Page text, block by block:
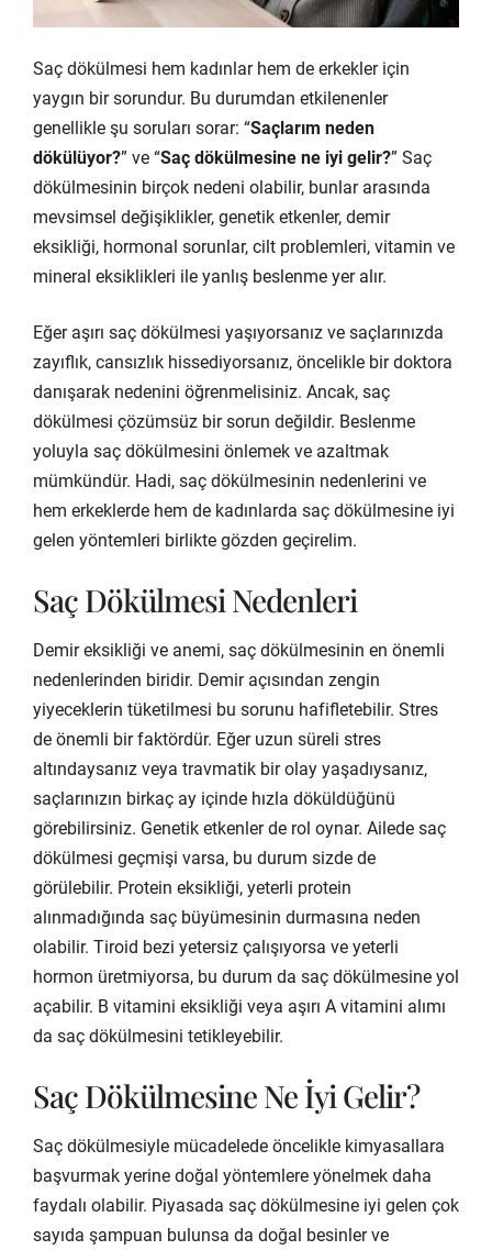
Saç dökülmesi hem kadınlar hem de erkekler için
yaygın bir sorundur. Bu durumdan etkilenenler
genellikle şu soruları sorar: “Saçlarım neden
dökülüyor?” ve “Saç dökülmesine ne iyi gelir?” Saç
dökülmesinin birçok nedeni olabilir, bunlar arasında
mevsimsel değişiklikler, genetik etkenler, demir
eksikliği, hormonal sorunlar, cilt problemleri, vitamin ve
mineral eksiklikleri ile yanlış beslenme yer alır.
Eğer aşırı saç dökülmesi yaşıyorsanız ve saçlarınızda
zayıflık, cansızlık hissediyorsanız, öncelikle bir doktora
danışarak nedenini öğrenmelisiniz. Ancak, saç
dökülmesi çözümsüz bir sorun değildir. Beslenme
yoluyla saç dökülmesini önlemek ve azaltmak
mümkündür. Hadi, saç dökülmesinin nedenlerini ve
hem erkeklerde hem de kadınlarda saç dökülmesine iyi
gelen yöntemleri birlikte gözden geçirelim.
Saç Dökülmesi Nedenleri
Demir eksikliği ve anemi, saç dökülmesinin en önemli
nedenlerinden biridir. Demir açısından zengin
yiyeceklerin tüketilmesi bu sorunu hafifletebilir. Stres
de önemli bir faktördür. Eğer uzun süreli stres
altındaysanız veya travmatik bir olay yaşadıysanız,
saçlarınızın birkaç ay içinde hızla döküldüğünü
görebilirsiniz. Genetik etkenler de rol oynar. Ailede saç
dökülmesi geçmişi varsa, bu durum sizde de
görülebilir. Protein eksikliği, yeterli protein
alınmadığında saç büyümesinin durmasına neden
olabilir. Tiroid bezi yetersiz çalışıyorsa ve yeterli
hormon üretmiyorsa, bu durum da saç dökülmesine yol
açabilir. B vitamini eksikliği veya aşırı A vitamini alımı
da saç dökülmesini tetikleyebilir.
Saç Dökülmesine Ne İyi Gelir?
Saç dökülmesiyle mücadelede öncelikle kimyasallara
başvurmak yerine doğal yöntemlere yönelmek daha
faydalı olabilir. Piyasada saç dökülmesine iyi gelen çok
sayıda şampuan bulunsa da doğal besinler ve